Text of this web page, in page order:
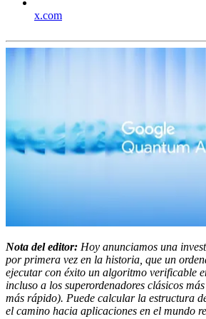
x.com
Nota del editor: Hoy anunciamos una
por primera vez en la historia, que un
ejecutar con éxito un algoritmo verificable
incluso a los superordenadores clásicos
más rápido). Puede calcular la estructura
el camino hacia aplicaciones en el mundo